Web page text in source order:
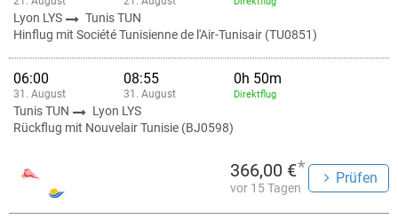
Lyon LYS
Tunis TUN
Hinflug mit Société Tunisienne de l'Air-Tunisair (TU0851)
06:00
31. August
08:55
31. August
0h 50m
Direktflug
Tunis TUN
Lyon LYS
Rückflug mit Nouvelair Tunisie (BJ0598)
366,00 €*
vor 15 Tagen
Prüfen